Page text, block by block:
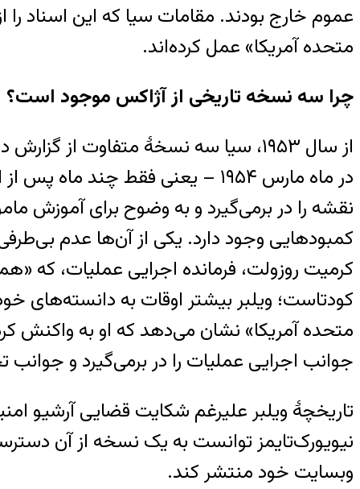
عموم خارج بودند. مقامات سیا که این اسناد را
متحده آمریکا» عمل کرده‌اند.
چرا سه نسخه تاریخی از آژاکس موجود است؟
از سال ۱۹۵۳، سیا سه نسخهٔ متفاوت
در ماه مارس ۱۹۵۴ – یعنی فقط
نقشه را در برمی‌گیرد و به وضوح برای آموزش
کمبودهایی وجود دارد. یکی از آن‌ها عدم
کرمیت روزولت، فرمانده اجرایی عملیات، که
کودتاست؛ ویلبر بیشتر اوقات به دانسته‌های
متحده آمریکا» نشان می‌دهد که او به واکنش
جوانب اجرایی عملیات را در برمی‌گیرد و جوانب
وبسایت خود منتشر کند.